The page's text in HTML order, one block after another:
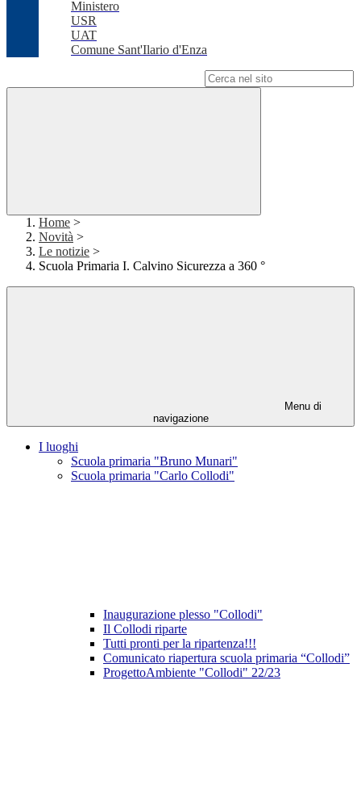
Ministero
USR
UAT
Comune Sant'Ilario d'Enza
Home >
Novità >
Le notizie >
Scuola Primaria I. Calvino Sicurezza a 360 °
Menu di
navigazione
I luoghi
Scuola primaria "Bruno Munari"
Scuola primaria "Carlo Collodi"
Inaugurazione plesso "Collodi"
Il Collodi riparte
Tutti pronti per la ripartenza!!!
Comunicato riapertura scuola primaria “Collodi”
ProgettoAmbiente "Collodi" 22/23